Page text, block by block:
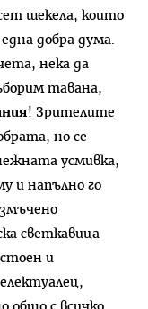
шекела, които
добра дума.
нека да
тавана,
! Зрителите
но се
усмивка,
и напълно го
светкавица
и